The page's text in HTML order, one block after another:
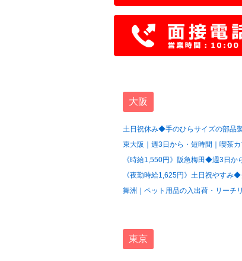
大阪
土日祝休み◆手のひらサイズの部品
東大阪｜週3日から・短時間｜喫茶
《時給1,550円》阪急梅田◆週3日か
《夜勤時給1,625円》土日祝やすみ
舞洲｜ペット用品の入出荷・リーチ
東京